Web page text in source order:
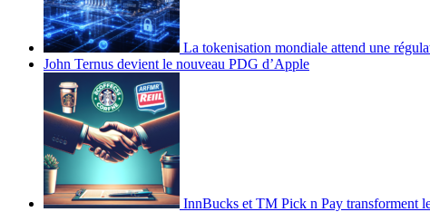
La tokenisation mondiale attend une
John Ternus devient le nouveau PDG d’Apple
InnBucks et TM Pick n Pay transforment